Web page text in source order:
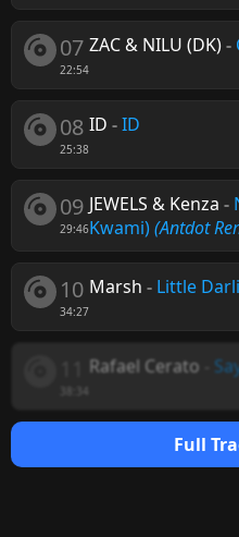
07
22:54
ZAC & NILU (DK)-
08
25:38
ID -ID
09
29:46
JEWELS & Kenza -
Kwami)(Antdot
10
34:27
Marsh - Little
Rafael Cerato
Full